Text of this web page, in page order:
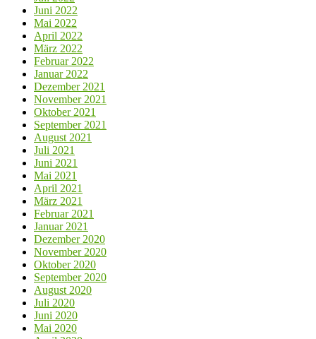
Juni 2022
Mai 2022
April 2022
März 2022
Februar 2022
Januar 2022
Dezember 2021
November 2021
Oktober 2021
September 2021
August 2021
Juli 2021
Juni 2021
Mai 2021
April 2021
März 2021
Februar 2021
Januar 2021
Dezember 2020
November 2020
Oktober 2020
September 2020
August 2020
Juli 2020
Juni 2020
Mai 2020